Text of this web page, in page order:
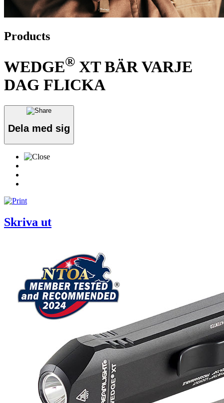
Products
WEDGE® XT BÄR VARJE
DAG FLICKA
Dela med sig
Skriva ut